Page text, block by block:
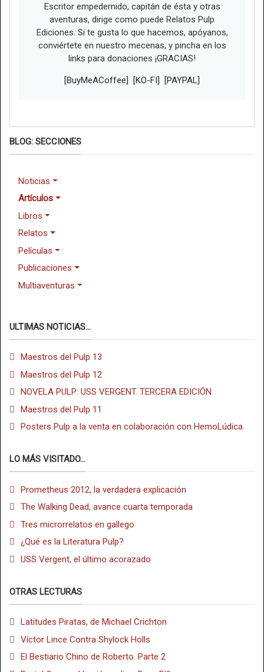
Escritor empedernido, capitán de ésta y otras
aventuras, dirige como puede Relatos Pulp
Ediciones. Si te gusta lo que hacemos, apóyanos,
conviértete en nuestro mecenas, y pincha en los
links para donaciones ¡GRACIAS!
[BuyMeACoffee] [KO-FI] [PAYPAL]
BLOG: SECCIONES
Noticias
Artículos
Libros
Relatos
Películas
Publicaciones
Multiaventuras
ULTIMAS NOTICIAS...
Maestros del Pulp 13
Maestros del Pulp 12
NOVELA PULP: USS VERGENT. TERCERA EDICIÓN
Maestros del Pulp 11
Posters Pulp a la venta en colaboración con HemoLúdica
LO MÁS VISITADO...
Prometheus 2012, la verdadera explicación
The Walking Dead, avance cuarta temporada
Tres microrrelatos en gallego
¿Qué es la Literatura Pulp?
USS Vergent, el último acorazado
OTRAS LECTURAS
Latitudes Piratas, de Michael Crichton
Víctor Lince Contra Shylock Holls
El Bestiario Chino de Roberto. Parte 2